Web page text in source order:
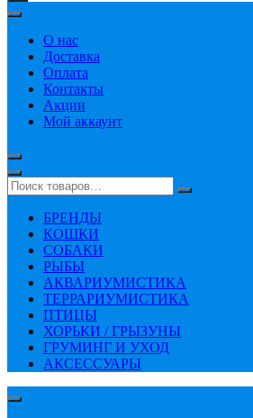
О нас
Доставка
Оплата
Контакты
Акции
Мой аккаунт
БРЕНДЫ
КОШКИ
СОБАКИ
РЫБЫ
АКВАРИУМИСТИКА
ТЕРРАРИУМИСТИКА
ПТИЦЫ
ХОРЬКИ / ГРЫЗУНЫ
ГРУМИНГ И УХОД
АКСЕССУАРЫ